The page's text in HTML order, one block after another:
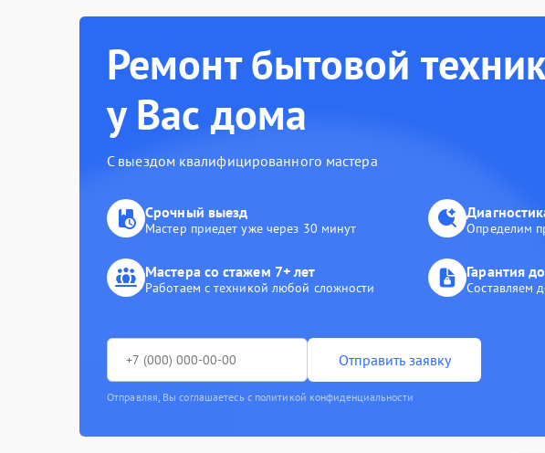
Ремонт бытовой
у Вас дома
С выездом квалифицированного мастера
Срочный выезд
Мастер приедет уже через 30 минут Определим
Мастера со стажем 7+ лет
Работаем с техникой любой сложности
Гарантия
Составляем
Отправить заявку
Отправляя, Вы соглашаетесь с политикой конфиденциальности